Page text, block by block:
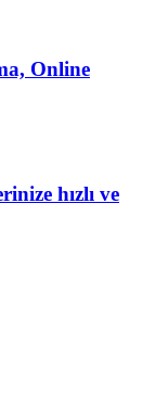
Online
hızlı ve